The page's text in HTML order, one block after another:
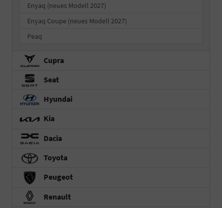
Enyaq (neues Modell 2027)
Enyaq Coupe (neues Modell 2027)
Peaq
Cupra
Seat
Hyundai
Kia
Dacia
Toyota
Peugeot
Renault